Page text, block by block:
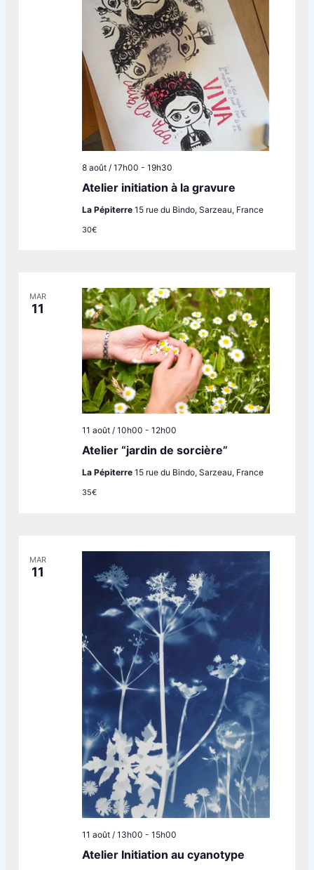
Atelier initiation à la gravure
8 août / 17h00 - 19h30
La Pépiterre 15 rue du Bindo, Sarzeau, France
30€
MAR
11
Atelier “jardin de sorcière”
11 août / 10h00 - 12h00
La Pépiterre 15 rue du Bindo, Sarzeau, France
35€
MAR
11
Atelier Initiation au cyanotype
11 août / 13h00 - 15h00